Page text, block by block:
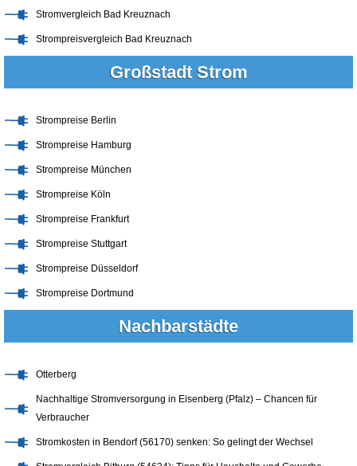
Stromvergleich Bad Kreuznach
Strompreisvergleich Bad Kreuznach
Großstadt Strom
Strompreise Berlin
Strompreise Hamburg
Strompreise München
Strompreise Köln
Strompreise Frankfurt
Strompreise Stuttgart
Strompreise Düsseldorf
Strompreise Dortmund
Nachbarstädte
Otterberg
Nachhaltige Stromversorgung in Eisenberg (Pfalz) – Chancen für
Verbraucher
Stromkosten in Bendorf (56170) senken: So gelingt der Wechsel